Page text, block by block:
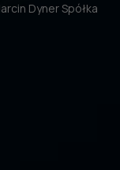
Dyner Spółka